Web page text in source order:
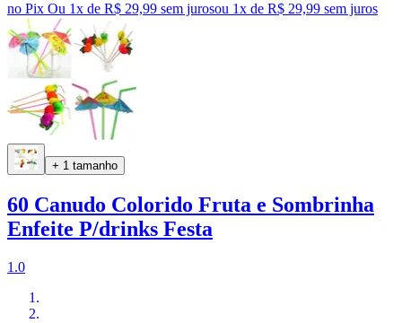
no Pix Ou 1x de R$ 29,99 sem jurosou 1x de R$ 29,99 sem juros
+ 1 tamanho
60 Canudo Colorido Fruta e Sombrinha
Enfeite P/drinks Festa
1.0